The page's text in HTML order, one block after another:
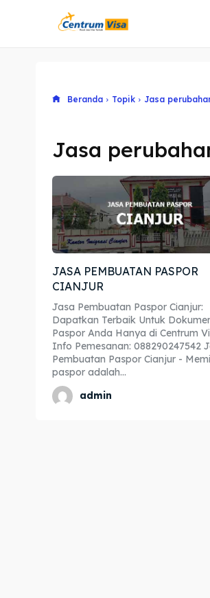
Beranda Topik Jasa
Jasa
JASA PEMBUATAN PASPOR
CIANJUR
Jasa Pembuatan Paspor Cianjur:
Dapatkan Terbaik Untuk
Paspor Anda Hanya di Centrum
Info Pemesanan: 088290247542 Jasa
Pembuatan Paspor Cianjur -
paspor adalah...
admin